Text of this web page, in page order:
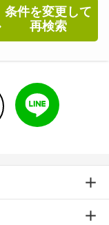
条件を変更して
再検索